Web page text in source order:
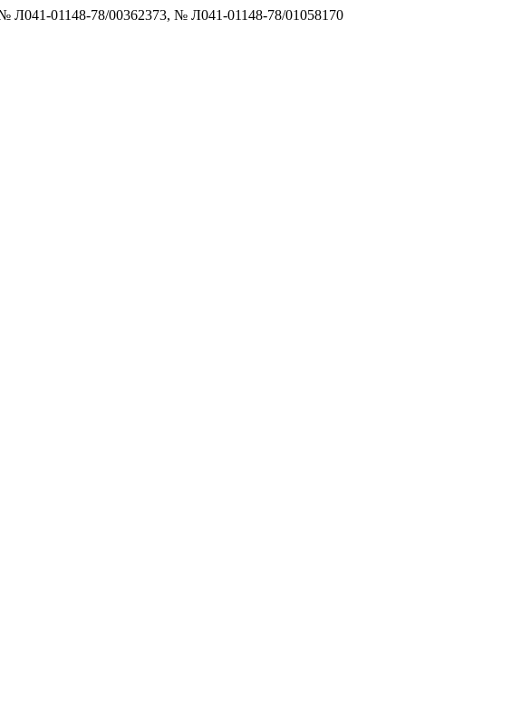
Л041-01148-78/00362373, № Л041-01148-78/01058170